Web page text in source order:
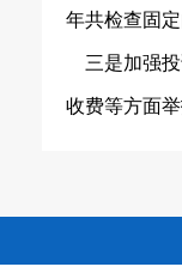
年共检查固
三是加强
收费等方面举